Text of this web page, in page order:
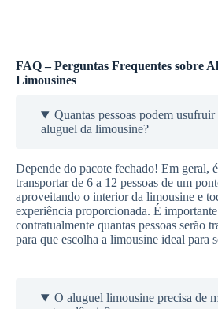
FAQ – Perguntas Frequentes sobre
Limousines
Quantas pessoas podem usufruir
aluguel da limousine?
Depende do pacote fechado! Em geral,
transportar de 6 a 12 pessoas de um
aproveitando o interior da limousine e
experiência proporcionada. É
contratualmente quantas pessoas serão
para que escolha a limousine ideal para
O aluguel limousine precisa de